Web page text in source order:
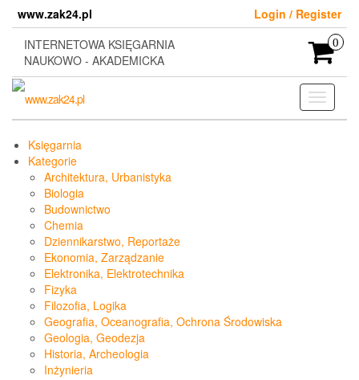
content
www.zak24.pl
Login / Register
INTERNETOWA KSIĘGARNIA
NAUKOWO - AKADEMICKA
0
Toggle
Księgarnia
Kategorie
Architektura, Urbanistyka
Biologia
Budownictwo
Chemia
Dziennikarstwo, Reportaże
Ekonomia, Zarządzanie
Elektronika, Elektrotechnika
Fizyka
Filozofia, Logika
Geografia, Oceanografia, Ochrona Środowiska
Geologia, Geodezja
Historia, Archeologia
Inżynieria